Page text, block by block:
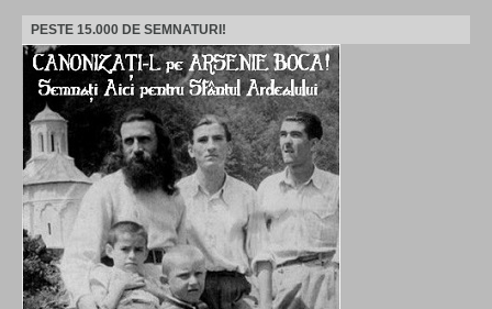
PESTE 15.000 DE SEMNATURI!